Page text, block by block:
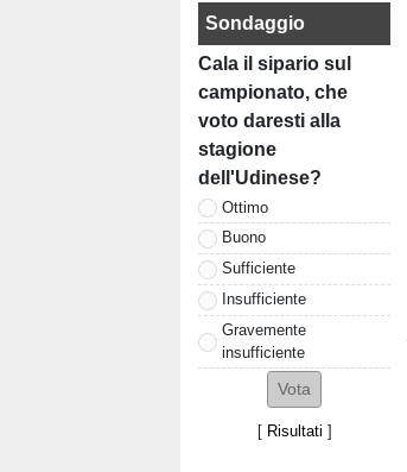
Sondaggio
Cala il sipario sul
campionato, che
voto daresti alla
stagione
dell'Udinese?
Ottimo
Buono
Sufficiente
Insufficiente
Gravemente
insufficiente
[ Risultati ]